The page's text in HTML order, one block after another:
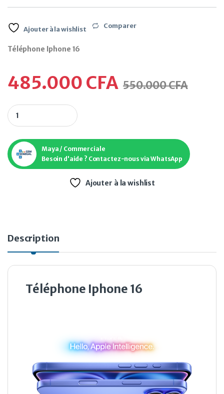
Ajouter à la wishlist Comparer
Téléphone Iphone 16
485.000 CFA 550.000CFA
Téléphone Iphone 16 quantity
Maya / Commerciale
Besoin d'aide ? Contactez-nous via WhatsApp
Ajouter à la wishlist
Description
Téléphone Iphone 16